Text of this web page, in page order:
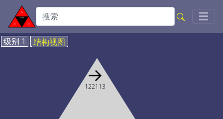
☰
级别 1 结构视图
→
122113